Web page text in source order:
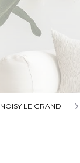
NOISY LE GRAND